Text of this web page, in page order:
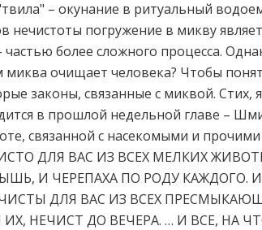
– окунание в ритуальный
погружение в микву
более сложного процесса.
очищает человека? Чтобы
законы, связанные с миквой.
в прошлой недельной главе –
связанной с насекомыми и
ДЛЯ ВАС ИЗ ВСЕХ МЕЛКИХ
И ЧЕРЕПАХА ПО РОДУ КАЖДОГО. И
ДЛЯ ВАС ИЗ ВСЕХ
НЕЧИСТ ДО ВЕЧЕРА. … И ВСЕ, НА